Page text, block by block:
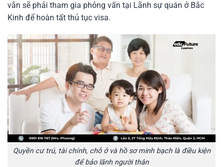
vẫn sẽ phải tham gia phỏng vấn tại Lãnh sự quán ở Bắc
Kinh để hoàn tất thủ tục visa.
Quyền cư trú, tài chính, chỗ ở và hồ sơ minh bạch là điều kiện
để bảo lãnh người thân